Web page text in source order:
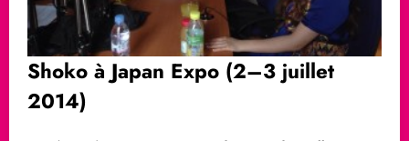
Shoko à Japan Expo (2–3 juillet
2014)